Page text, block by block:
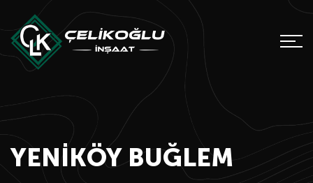
YENIKÖY BUĞLEM